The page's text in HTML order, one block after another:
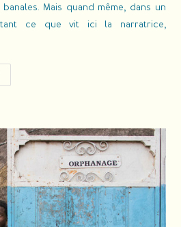
Mais quand même, dans un
ce que vit ici la narratrice,